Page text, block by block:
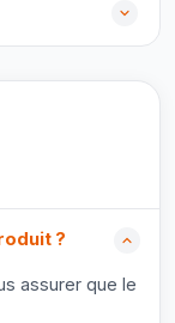
?
assurer que le